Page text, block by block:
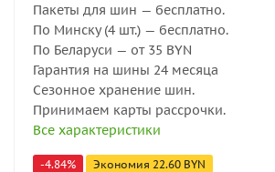
Пакеты для шин — бесплатно.
По Минску (4 шт.) — бесплатно.
По Беларуси — от 35 BYN
Гарантия на шины 24 месяца
Сезонное хранение шин.
Принимаем карты рассрочки.
Все характеристики
-4.84% Экономия 22.60 BYN